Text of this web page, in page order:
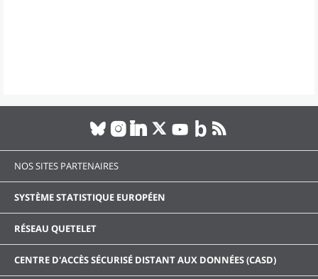
NOS SITES PARTENAIRES
SYSTÈME STATISTIQUE EUROPÉEN
RÉSEAU QUETELET
CENTRE D'ACCÈS SÉCURISÉ DISTANT AUX DONNÉES (CASD)